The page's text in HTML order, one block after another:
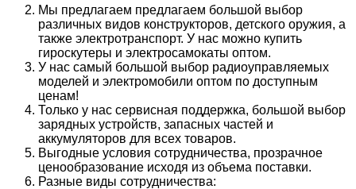
Мы предлагаем предлагаем большой выбор
различных видов конструкторов, детского оружия, а
также электротранспорт. У нас можно купить
гироскутеры и электросамокаты оптом.
У нас самый большой выбор радиоуправляемых
моделей и электромобили оптом по доступным
ценам!
Только у нас сервисная поддержка, большой выбор
зарядных устройств, запасных частей и
аккумуляторов для всех товаров.
Выгодные условия сотрудничества, прозрачное
ценообразование исходя из объема поставки.
Разные виды сотрудничества: